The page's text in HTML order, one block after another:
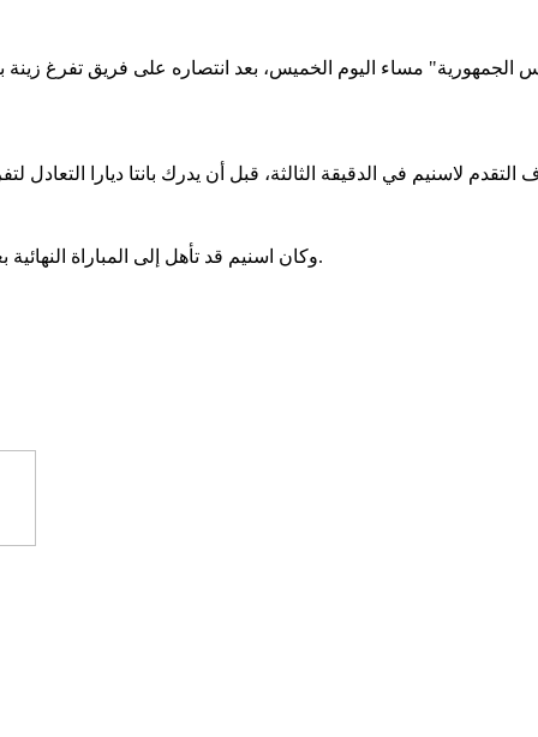
وكان اسنيم قد تأهل إلى المباراة النهائية بعد إقصائه فريق الأمن المدني بنتيجة 2-1، فيما تجاوز تفرغ زينة نظيره الحرس بثنائية نظيفة.